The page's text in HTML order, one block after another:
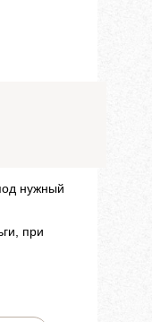
нужный
при